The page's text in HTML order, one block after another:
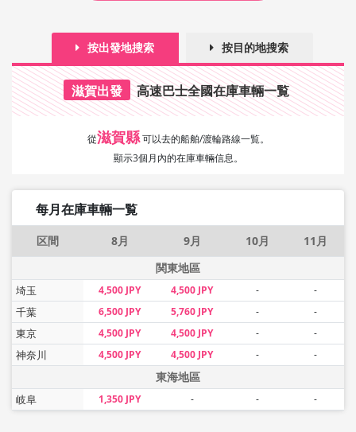
按出發地搜索 按目的地搜索
滋賀出發 高速巴士全國在庫車輛一覧
從滋賀縣 可以去的船舶/渡輪路線一覧。
顯示3個月內的在庫車輛信息。
每月在庫車輛一覧
区間 8月 9月 10月
11月
関東地區
埼玉 4,500 JPY 4,500 JPY - -
千葉 6,500 JPY 5,760 JPY - -
東京 4,500 JPY 4,500 JPY - -
神奈川 4,500 JPY 4,500 JPY - -
東海地區
岐阜 1,350 JPY - - -